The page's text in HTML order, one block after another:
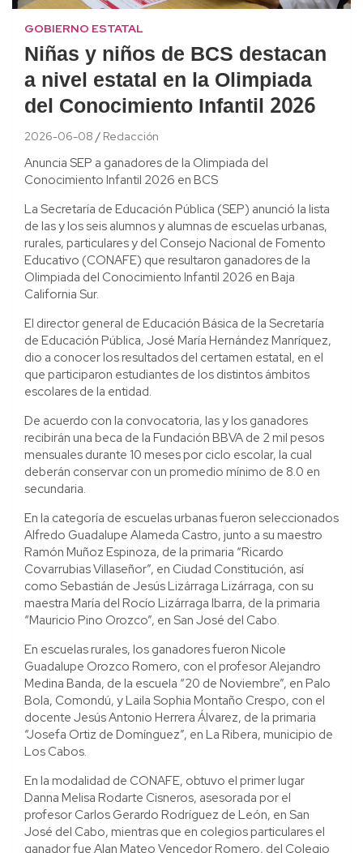
GOBIERNO ESTATAL
Niñas y niños de BCS destacan
a nivel estatal en la Olimpiada
del Conocimiento Infantil 2026
2026-06-08 Redacción
Anuncia SEP a ganadores de la Olimpiada del
Conocimiento Infantil 2026 en BCS
La Secretaría de Educación Pública (SEP) anunció la lista
de las y los seis alumnos y alumnas de escuelas urbanas,
rurales, particulares y del Consejo Nacional de Fomento
Educativo (CONAFE) que resultaron ganadores de la
Olimpiada del Conocimiento Infantil 2026 en Baja
California Sur.
El director general de Educación Básica de la Secretaría
de Educación Pública, José María Hernández Manríquez,
dio a conocer los resultados del certamen estatal, en el
que participaron estudiantes de los distintos ámbitos
escolares de la entidad.
De acuerdo con la convocatoria, las y los ganadores
recibirán una beca de la Fundación BBVA de 2 mil pesos
mensuales durante 10 meses por ciclo escolar, la cual
deberán conservar con un promedio mínimo de 8.0 en
secundaria.
En la categoría de escuelas urbanas fueron seleccionados
Alfredo Guadalupe Alameda Castro, junto a su maestro
Ramón Muñoz Espinoza, de la primaria “Ricardo
Covarrubias Villaseñor”, en Ciudad Constitución, así
como Sebastián de Jesús Lizárraga Lizárraga, con su
maestra María del Rocío Lizárraga Ibarra, de la primaria
“Mauricio Pino Orozco”, en San José del Cabo.
En escuelas rurales, los ganadores fueron Nicole
Guadalupe Orozco Romero, con el profesor Alejandro
Medina Banda, de la escuela “20 de Noviembre”, en Palo
Bola, Comondú, y Laila Sophia Montaño Crespo, con el
docente Jesús Antonio Herrera Álvarez, de la primaria
“Josefa Ortiz de Domínguez”, en La Ribera, municipio de
Los Cabos.
En la modalidad de CONAFE, obtuvo el primer lugar
Danna Melisa Rodarte Cisneros, asesorada por el
profesor Carlos Gerardo Rodríguez de León, en San
José del Cabo, mientras que en colegios particulares el
ganador fue Alan Mateo Vencedor Romero, del Colegio